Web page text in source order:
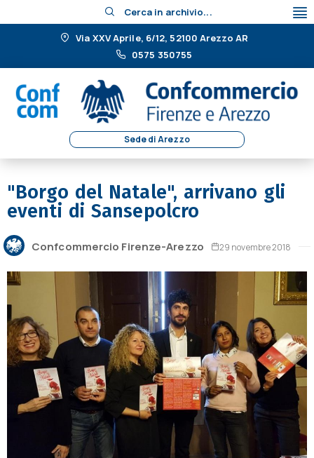
Cerca in archivio...
Via XXV Aprile, 6/12, 52100 Arezzo AR
0575 350755
Sede di Arezzo
"Borgo del Natale", arrivano gli
eventi di Sansepolcro
Confcommercio Firenze-Arezzo 29 novembre 2018